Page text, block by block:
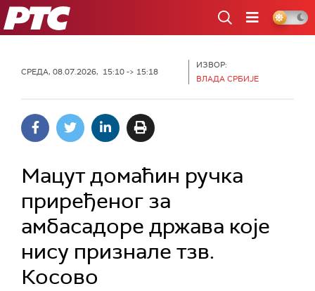
РТС
СРЕДА, 08.07.2026, 15:10 -> 15:18
ИЗВОР:
ВЛАДА СРБИЈЕ
Мацут домаћин ручка
приређеног за
амбасадоре држава које
нису признале тзв.
Косово